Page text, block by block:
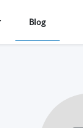
Blog